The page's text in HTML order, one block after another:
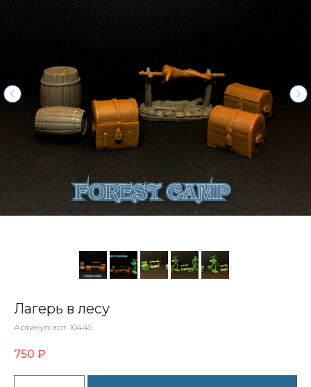
Лагерь в лесу
Артикул: арт. 10445
750 ₽